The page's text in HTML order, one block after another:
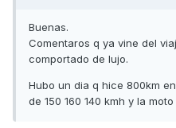
Buenas.
Comentaros q ya vine del
comportado de lujo.
Hubo un dia q hice 800km
de 150 160 140 kmh y la